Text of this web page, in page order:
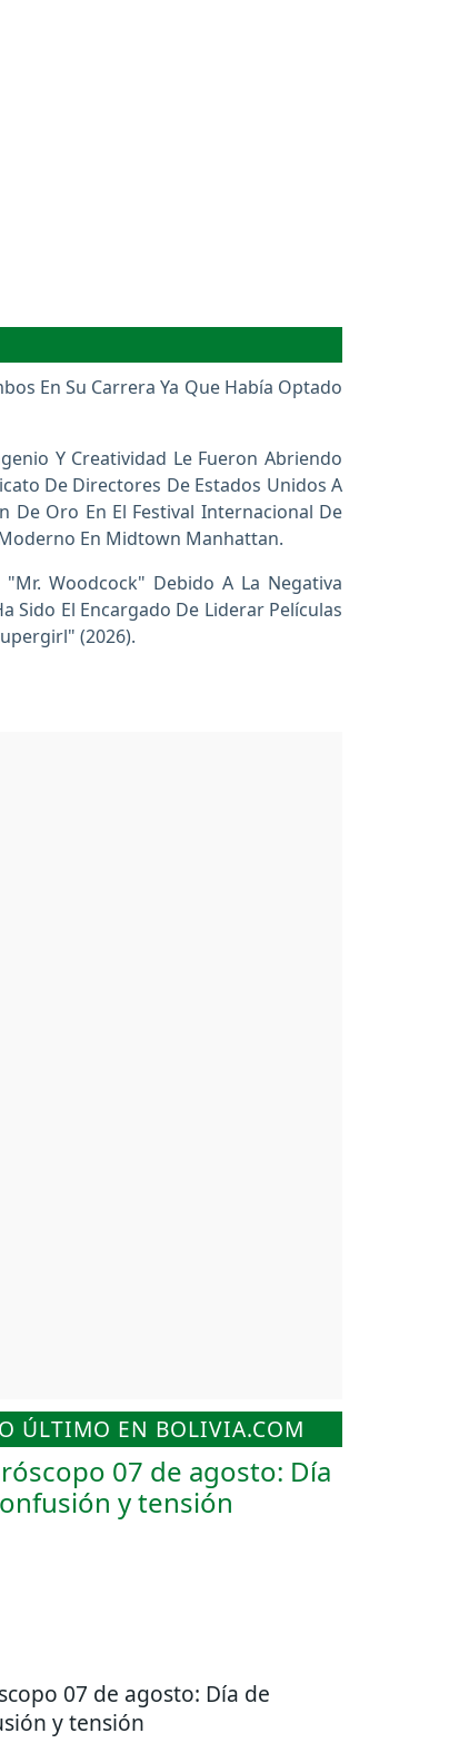
En Su Carrera Ya Que Había Optado
Y Creatividad Le Fueron Abriendo
De Directores De Estados Unidos A
De Oro En El Festival Internacional De
En Midtown Manhattan.
Woodcock" Debido A La Negativa
Sido El Encargado De Liderar Películas
(2026).
ÚLTIMO EN BOLIVIA.COM
07 de agosto: Día de
y tensión